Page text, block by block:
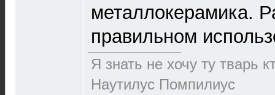
металлокерамика.
правильном
Я знать не хочу ту тварь
Наутилус Помпилиус